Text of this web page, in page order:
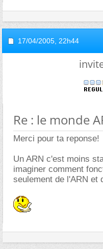
17/04/2005, 22h44
Re : le monde
Merci pour ta reponse!
Un ARN c'est moins
imaginer comment
seulement de l'ARN et